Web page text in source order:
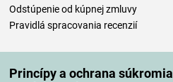
Princípy a ochrana súkromia
Odstúpenie od kúpnej zmluvy
Pravidlá spracovania recenzií